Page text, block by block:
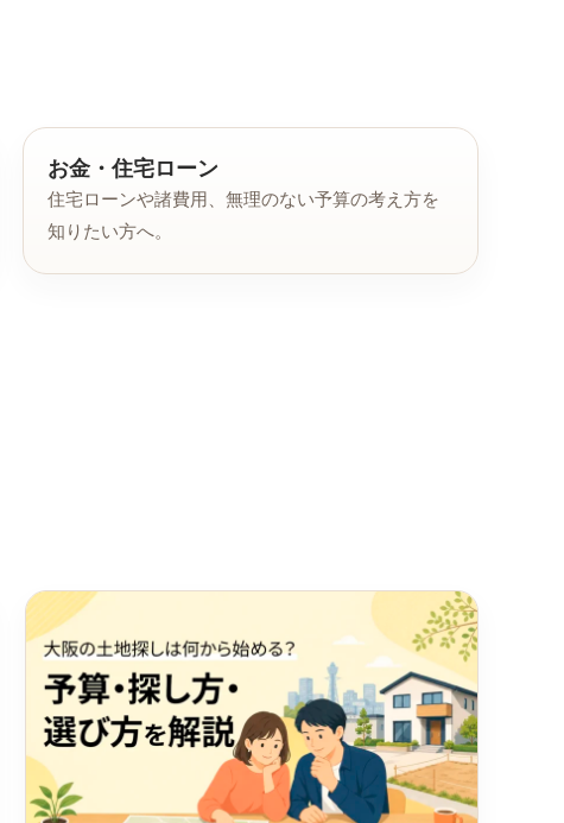
お金・住宅ローン
住宅ローンや諸費用、無理のない予算の考え方を
知りたい方へ。